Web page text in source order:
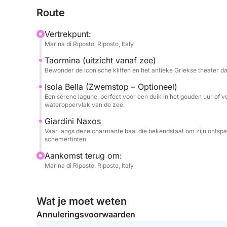
de veranderende kleuren van de lucht die zich
paarse tinten is geschilderd.
Wat deze tour bijzonder maakt, is de perfecte
tegenstelling tot drukke groepsboten biedt de
flexibelere ervaring – ideaal voor stellen, kleine
rustig uitje. U geniet van gratis frisdrank en
de dag met de Etna als silhouet aan de horizon.
van de schoonheid, dit is uw plek op de eerste
zonsondergang op zee.
Route
Vertrekpunt:
Marina di Riposto, Riposto, Italy
Taormina (uitzicht vanaf zee)
Bewonder de iconische kliffen en het antieke Griekse theater
Isola Bella (Zwemstop – Optioneel)
Een serene lagune, perfect voor een duik in het gouden uur
wateroppervlak van de zee.
Giardini Naxos
Vaar langs deze charmante baai die bekendstaat om zijn
schemertinten.
Aankomst terug om:
Marina di Riposto, Riposto, Italy
Wat je moet weten
Annuleringsvoorwaarden